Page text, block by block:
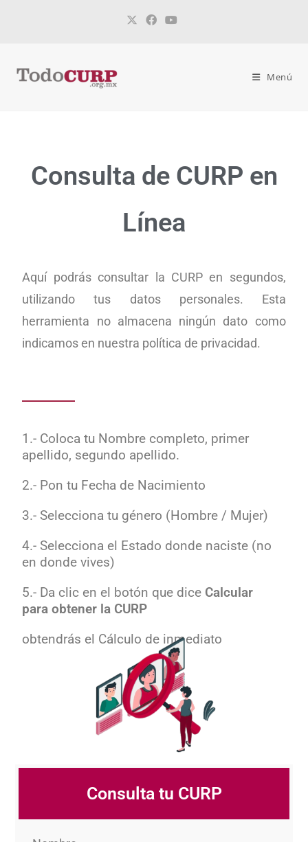
Menú
Consulta de CURP en
Línea
Aquí podrás consultar la CURP en segundos,
utilizando tus datos personales. Esta
herramienta no almacena ningún dato como
indicamos en nuestra política de privacidad.
1.- Coloca tu Nombre completo, primer
apellido, segundo apellido.
2.- Pon tu Fecha de Nacimiento
3.- Selecciona tu género (Hombre / Mujer)
4.- Selecciona el Estado donde naciste (no
en donde vives)
5.- Da clic en el botón que dice Calcular
para obtener la CURP
obtendrás el Cálculo de inmediato
Consulta tu CURP